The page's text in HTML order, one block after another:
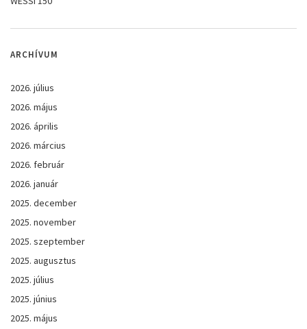
ARCHÍVUM
2026. július
2026. május
2026. április
2026. március
2026. február
2026. január
2025. december
2025. november
2025. szeptember
2025. augusztus
2025. július
2025. június
2025. május